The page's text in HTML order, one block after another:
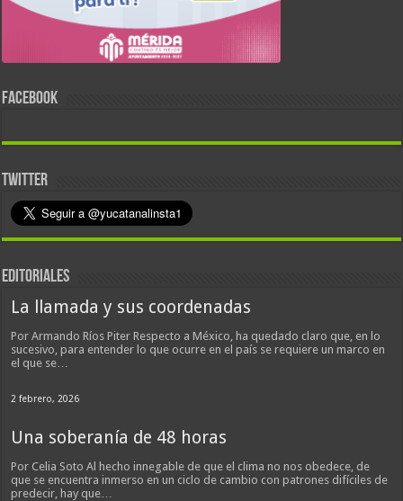
FACEBOOK
TWITTER
EDITORIALES
La llamada y sus coordenadas
Por Armando Ríos Piter Respecto a México, ha quedado claro que, en lo
sucesivo, para entender lo que ocurre en el país se requiere un marco en
el que se…
2 febrero, 2026
Una soberanía de 48 horas
Por Celia Soto Al hecho innegable de que el clima no nos obedece, de
que se encuentra inmerso en un ciclo de cambio con patrones difíciles de
predecir, hay que…